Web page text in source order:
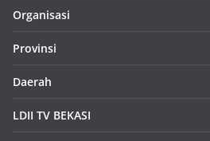
Organisasi
Provinsi
Daerah
LDII TV BEKASI